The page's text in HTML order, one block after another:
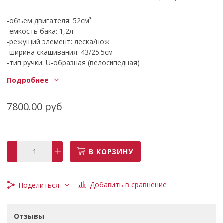
-объем двигателя: 52см³
-емкость бака: 1,2л
-режущий элемент: леска/нож
-ширина скашивания: 43/25.5см
-тип ручки: U-образная (велосипедная)
-частота вращения шпинделя: 9500 об/мин
-мощность: 2,5 кВт
-мощность: 3,3 л.с.
Подробнее
7800.00 руб
В КОРЗИНУ
Поделиться Добавить в сравнение
Отзывы